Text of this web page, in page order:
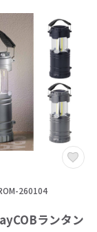
260104
ランタン